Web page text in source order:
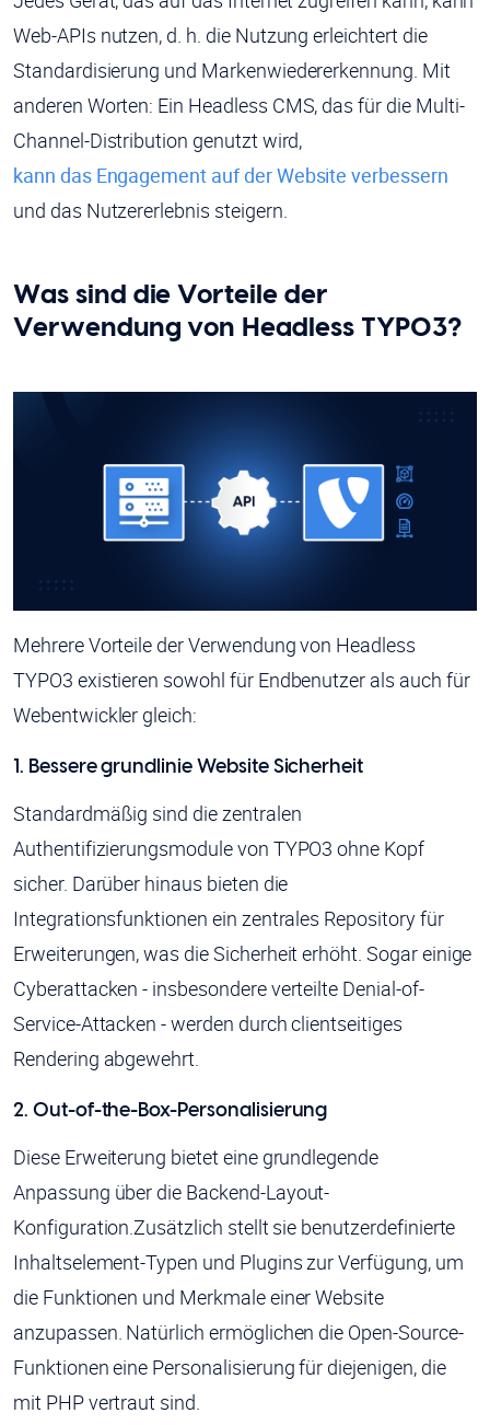
Web-APIs nutzen, d. h. die Nutzung erleichtert die
Standardisierung und Markenwiedererkennung. Mit
anderen Worten: Ein Headless CMS, das für die Multi-
Channel-Distribution genutzt wird,
kann das Engagement auf der Website verbessern
und das Nutzererlebnis steigern.
Was sind die Vorteile der
Verwendung von Headless TYPO3?
Mehrere Vorteile der Verwendung von Headless
TYPO3 existieren sowohl für Endbenutzer als auch für
Webentwickler gleich:
1. Bessere grundlinie Website Sicherheit
Standardmäßig sind die zentralen
Authentifizierungsmodule von TYPO3 ohne Kopf
sicher. Darüber hinaus bieten die
Integrationsfunktionen ein zentrales Repository für
Erweiterungen, was die Sicherheit erhöht. Sogar einige
Cyberattacken - insbesondere verteilte Denial-of-
Service-Attacken - werden durch clientseitiges
Rendering abgewehrt.
2. Out-of-the-Box-Personalisierung
Diese Erweiterung bietet eine grundlegende
Anpassung über die Backend-Layout-
Konfiguration.Zusätzlich stellt sie benutzerdefinierte
Inhaltselement-Typen und Plugins zur Verfügung, um
die Funktionen und Merkmale einer Website
anzupassen. Natürlich ermöglichen die Open-Source-
Funktionen eine Personalisierung für diejenigen, die
mit PHP vertraut sind.